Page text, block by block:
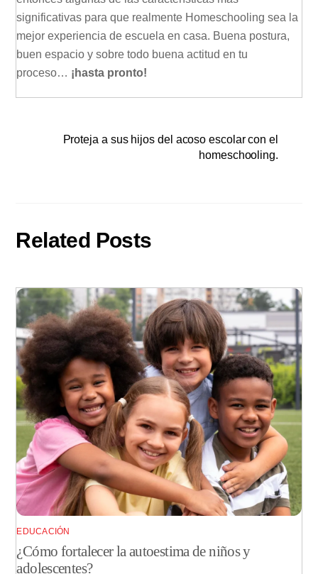
significativas para que realmente Homeschooling sea la
mejor experiencia de escuela en casa. Buena postura,
buen espacio y sobre todo buena actitud en tu
proceso… ¡hasta pronto!
Proteja a sus hijos del acoso escolar con el
homeschooling.
Related Posts
EDUCACIÓN
¿Cómo fortalecer la autoestima de niños y
adolescentes?